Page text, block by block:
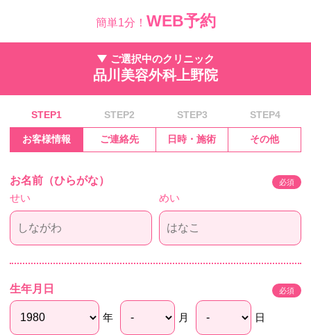
簡単1分！ WEB予約
ご選択中のクリニック
品川美容外科上野院
STEP1 STEP2 STEP3 STEP4
お客様情報 ご連絡先 日時・施術 その他
お名前（ひらがな） 必須
せい めい
生年月日 必須
年 月 日